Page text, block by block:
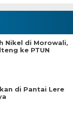
Nikel di Morowali,
ke PTUN
di Pantai Lere